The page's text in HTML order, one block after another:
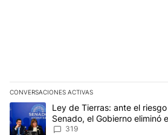
CONVERSACIONES ACTIVAS
Este listado muestra los artículos con
Un artículo de tendencia con el título
Ley de Tierras: ante el
Senado, el Gobierno eliminó
del proyecto
319